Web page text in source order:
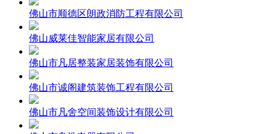
佛山市顺德区朗政消防工程有限公司
佛山威莱佳智能家居有限公司
佛山市凡居整装家居装饰有限公司
佛山市诚阁建筑装饰工程有限公司
佛山市凡舍空间装饰设计有限公司